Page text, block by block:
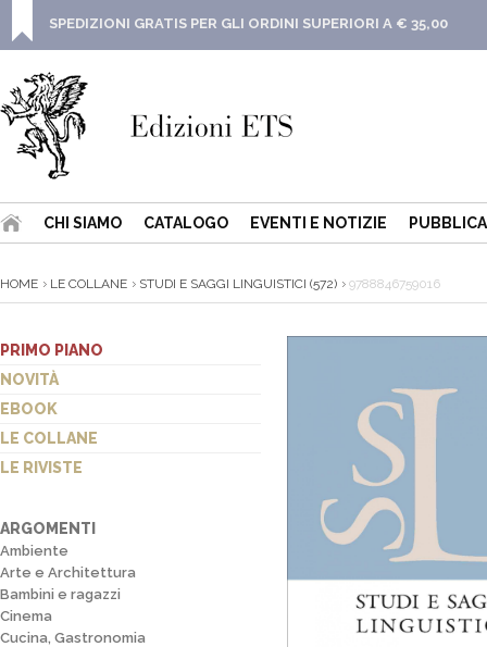
SPEDIZIONI GRATIS PER GLI ORDINI SUPERIORI A € 35,00
CHI SIAMO CATALOGO EVENTI E NOTIZIE
HOME LE COLLANE STUDI E SAGGI LINGUISTICI (572) 9788846759016
PRIMO PIANO
NOVITÀ
EBOOK
LE COLLANE
LE RIVISTE
ARGOMENTI
Ambiente
Arte e Architettura
Bambini e ragazzi
Cinema
Cucina, Gastronomia